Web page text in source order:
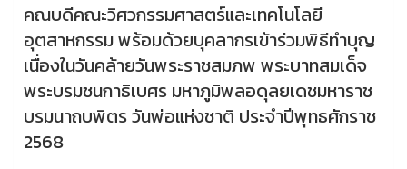
คณบดีคณะวิศวกรรมศาสตร์และเทคโนโลยี
อุตสาหกรรม พร้อมด้วยบุคลากรเข้าร่วมพิธีทำบุญ
เนื่องในวันคล้ายวันพระราชสมภพ พระบาทสมเด็จ
พระบรมชนกาธิเบศร มหาภูมิพลอดุลยเดชมหาราช
บรมนาถบพิตร วันพ่อแห่งชาติ ประจำปีพุทธศักราช
2568